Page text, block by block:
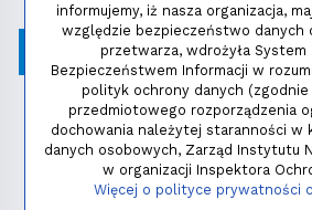
Polityka
Copyright © 2026 - Instytut
informujemy, iż nasza organizacja,
względzie bezpieczeństwo danych
przetwarza, wdrożyła System
Bezpieczeństwem Informacji w
polityk ochrony danych
przedmiotowego rozporządzenia
dochowania należytej staranności w
danych osobowych, Zarząd Instytutu
w organizacji Inspektora
Więcej o polityce prywatności